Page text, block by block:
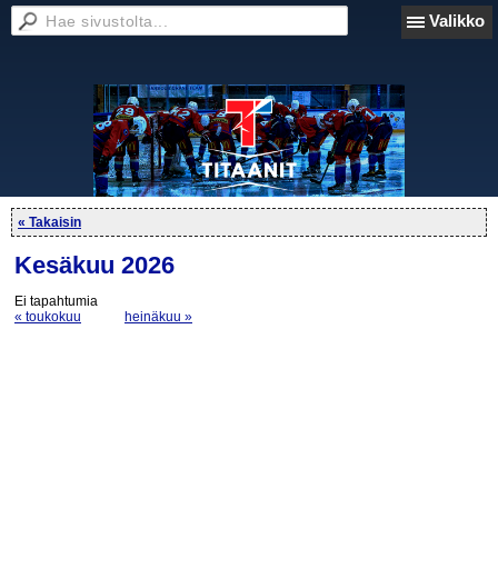
Valikko
« Takaisin
Kesäkuu 2026
Ei tapahtumia
« toukokuu
heinäkuu »